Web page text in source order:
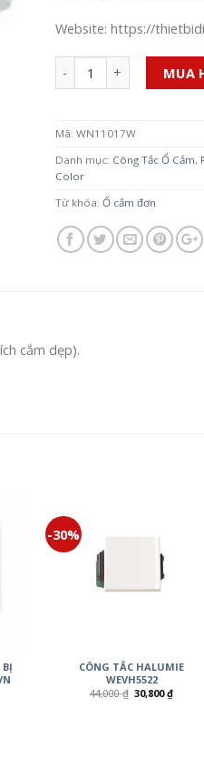
Website: https://
MUA
Mã:WN11017W
Danh mục: Công Tắc Ổ Cắm,
Color
Từ khóa:Ổ cắm đơn
cắm dẹp).
-30%
CÔNG TẮC HALUMIE
WEVH5522
44,000₫ 30,800₫